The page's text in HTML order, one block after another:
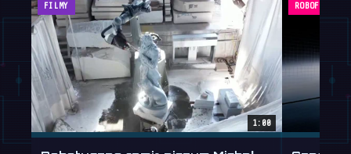
FILMY
1:00
ROBOFEED